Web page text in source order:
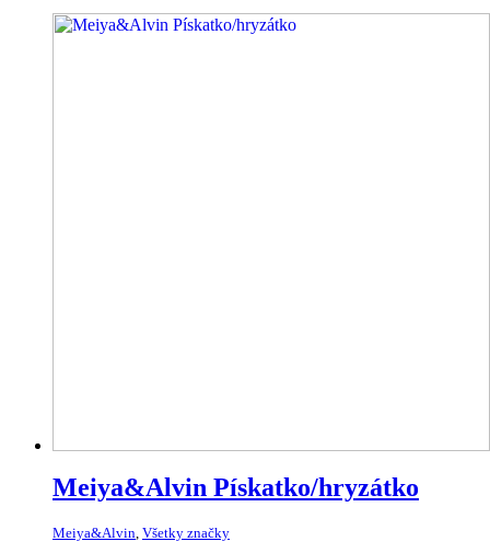
Meiya&Alvin Pískatko/hryzátko
Meiya&Alvin Všetky značky